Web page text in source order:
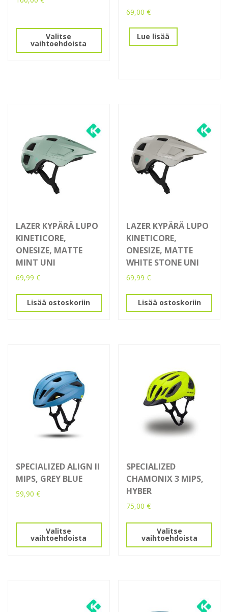
Valitse
vaihtoehdoista
tuotteella
useampi
69,00€
Lue lisää
LAZER KYPÄRÄ LUPO
KINETICORE,
ONESIZE, MATTE
MINT UNI
69,99 €
Lisää ostoskoriin
LAZER KYPÄRÄ LUPO
KINETICORE,
ONESIZE, MATTE
WHITE STONE UNI
69,99€
Lisää ostoskoriin
SPECIALIZED ALIGN II
MIPS, GREY BLUE
59,90 €
Valitse
vaihtoehdoista
tuotteella
useampi
SPECIALIZED
CHAMONIX 3 MIPS,
HYBER
75,00€
Valitse
vaihtoehdoista
Tällä
tuotteella
on